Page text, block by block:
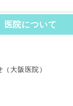
医院について
大阪医院）